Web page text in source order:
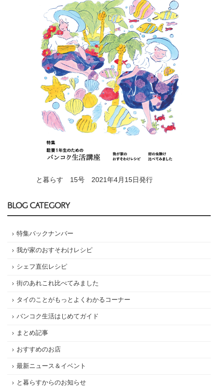
と暮らす 15号 2021年4月15日発行
BLOG CATEGORY
特集バックナンバー
我が家のおすそわけレシピ
シェフ直伝レシピ
街のあれこれ比べてみました
タイのことがもっとよくわかるコーナー
バンコク生活はじめてガイド
まとめ記事
おすすめのお店
最新ニュース＆イベント
と暮らすからのお知らせ